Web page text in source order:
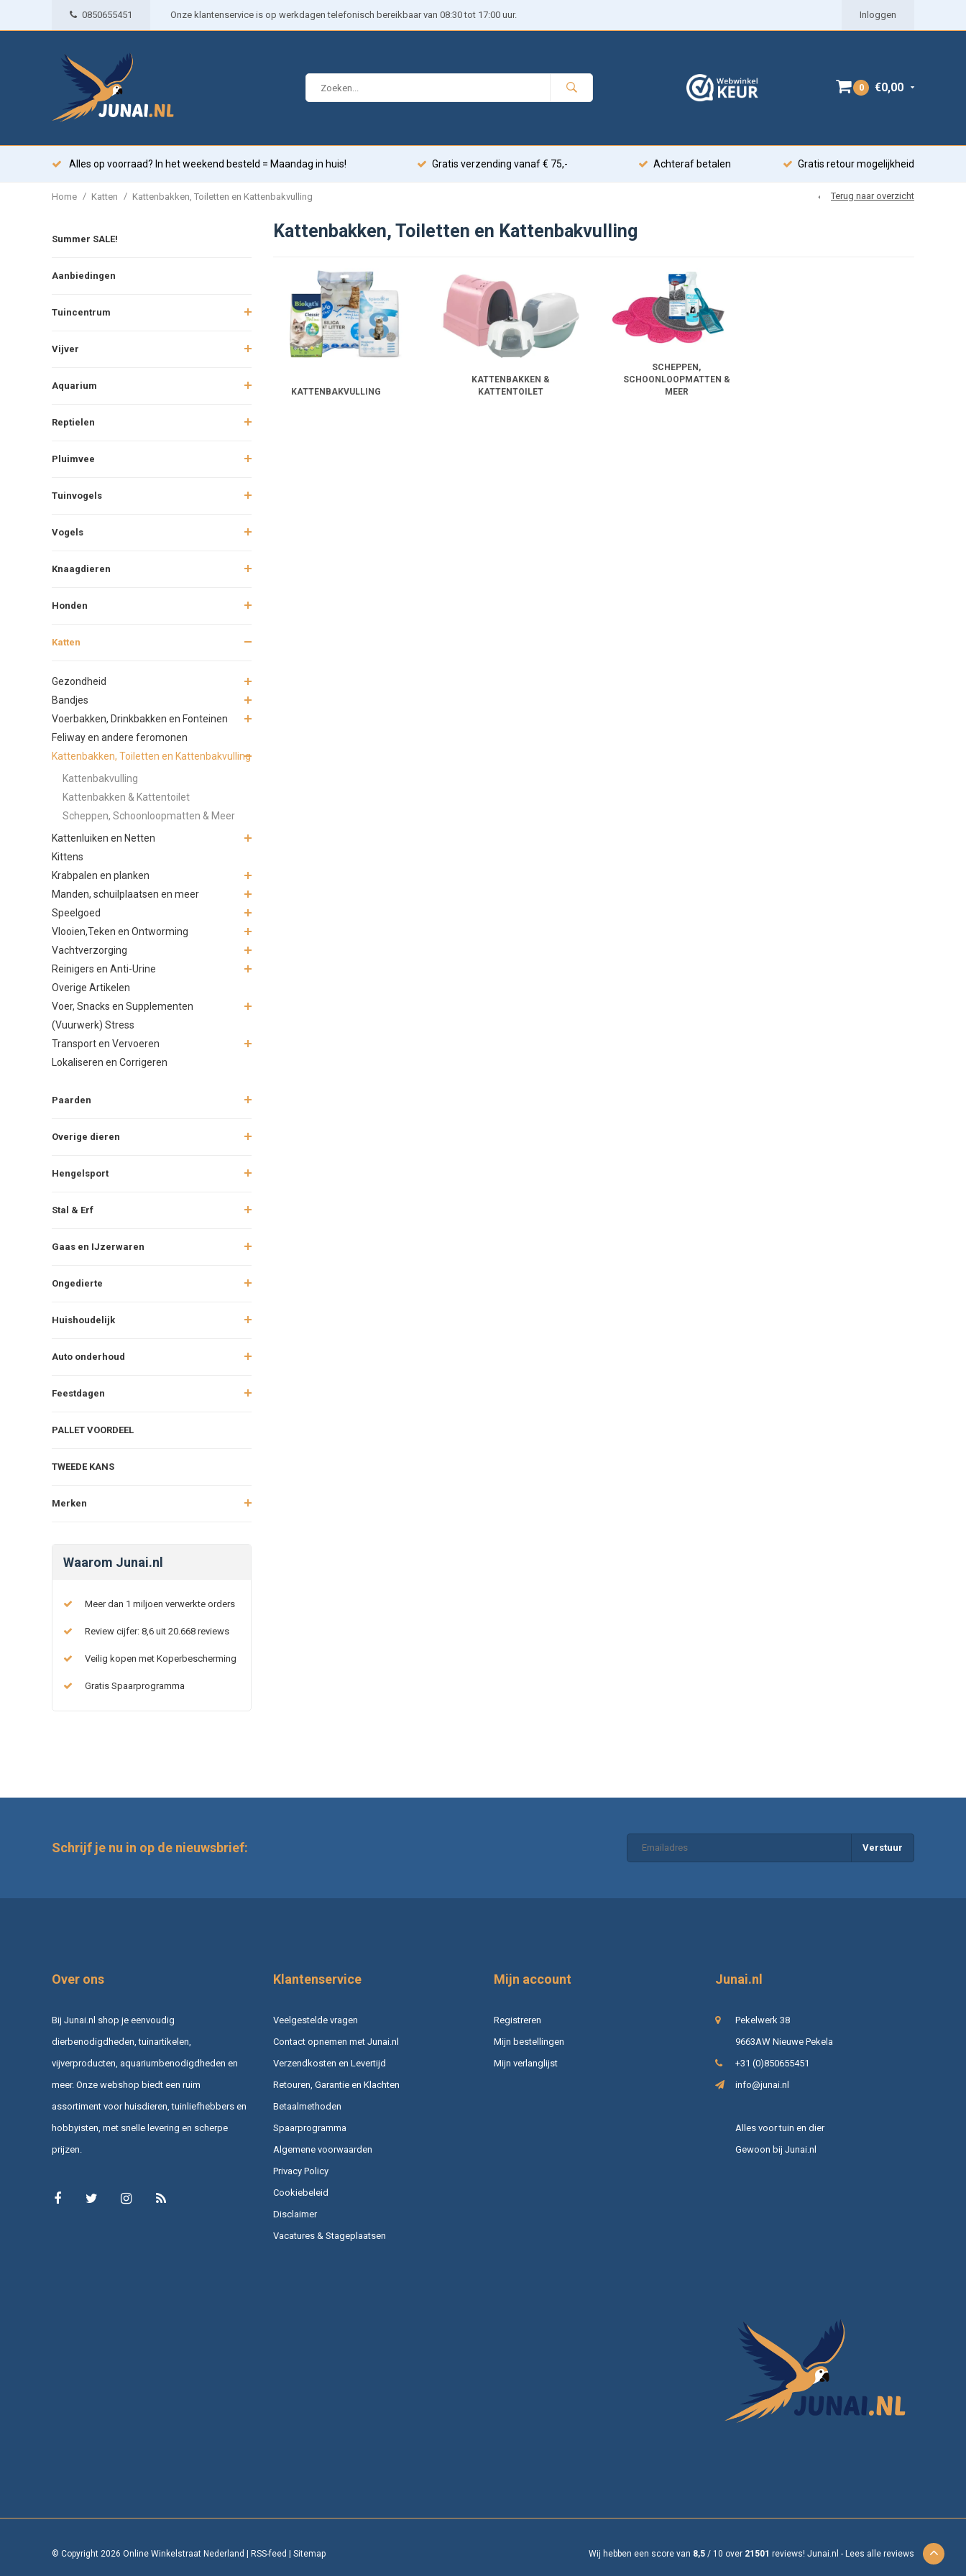
0850655451 Onze klantenservice is op werkdagen telefonisch bereikbaar van 08:30 tot 17:00 uur. Inloggen
0 €0,00
Alles op voorraad? In het weekend besteld = Maandag in huis! Gratis verzending vanaf € 75,- Achteraf betalen Gratis retour mogelijkheid
Home / Katten / Kattenbakken, Toiletten en Kattenbakvulling Terug naar overzicht
Summer SALE!
Aanbiedingen
Tuincentrum
Vijver
Aquarium
Reptielen
Pluimvee
Tuinvogels
Vogels
Knaagdieren
Honden
Katten
Gezondheid
Bandjes
Voerbakken, Drinkbakken en Fonteinen
Feliway en andere feromonen
Kattenbakken, Toiletten en Kattenbakvulling
Kattenbakvulling
Kattenbakken & Kattentoilet
Scheppen, Schoonloopmatten & Meer
Kattenluiken en Netten
Kittens
Krabpalen en planken
Manden, schuilplaatsen en meer
Speelgoed
Vlooien,Teken en Ontworming
Vachtverzorging
Reinigers en Anti-Urine
Overige Artikelen
Voer, Snacks en Supplementen
(Vuurwerk) Stress
Transport en Vervoeren
Lokaliseren en Corrigeren
Paarden
Overige dieren
Hengelsport
Stal & Erf
Gaas en IJzerwaren
Ongedierte
Huishoudelijk
Auto onderhoud
Feestdagen
PALLET VOORDEEL
TWEEDE KANS
Merken
Waarom Junai.nl
Meer dan 1 miljoen verwerkte orders
Review cijfer: 8,6 uit 20.668 reviews
Veilig kopen met Koperbescherming
Gratis Spaarprogramma
Kattenbakken, Toiletten en Kattenbakvulling
KATTENBAKVULLING
KATTENBAKKEN &
KATTENTOILET
SCHEPPEN,
SCHOONLOOPMATTEN &
MEER
Schrijf je nu in op de nieuwsbrief: Verstuur
Over ons
Bij Junai.nl shop je eenvoudig
dierbenodigdheden, tuinartikelen,
vijverproducten, aquariumbenodigdheden en
meer. Onze webshop biedt een ruim
assortiment voor huisdieren, tuinliefhebbers en
hobbyisten, met snelle levering en scherpe
prijzen.
Klantenservice
Veelgestelde vragen
Contact opnemen met Junai.nl
Verzendkosten en Levertijd
Retouren, Garantie en Klachten
Betaalmethoden
Spaarprogramma
Algemene voorwaarden
Privacy Policy
Cookiebeleid
Disclaimer
Vacatures & Stageplaatsen
Mijn account
Registreren
Mijn bestellingen
Mijn verlanglijst
Junai.nl
Pekelwerk 38
9663AW Nieuwe Pekela
+31 (0)850655451
info@junai.nl
Alles voor tuin en dier
Gewoon bij Junai.nl
© Copyright 2026 Online Winkelstraat Nederland | RSS-feed | Sitemap Wij hebben een score van 8,5 / 10 over 21501 reviews! Junai.nl - Lees alle reviews